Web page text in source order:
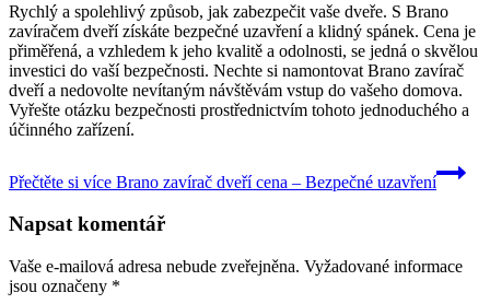
Rychlý a spolehlivý způsob, jak zabezpečit vaše dveře. S Brano
zavíračem dveří získáte bezpečné uzavření a klidný spánek. Cena je
přiměřená, a vzhledem k jeho kvalitě a odolnosti, se jedná o skvělou
investici do vaší bezpečnosti. Nechte si namontovat Brano zavírač
dveří a nedovolte nevítaným návštěvám vstup do vašeho domova.
Vyřešte otázku bezpečnosti prostřednictvím tohoto jednoduchého a
účinného zařízení.
Přečtěte si více Brano zavírač dveří cena – Bezpečné uzavření
Napsat komentář
Vaše e-mailová adresa nebude zveřejněna. Vyžadované informace
jsou označeny *